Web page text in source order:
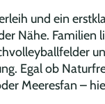
und ein
Nähe. Familien
Egal ob
Meeresfan –